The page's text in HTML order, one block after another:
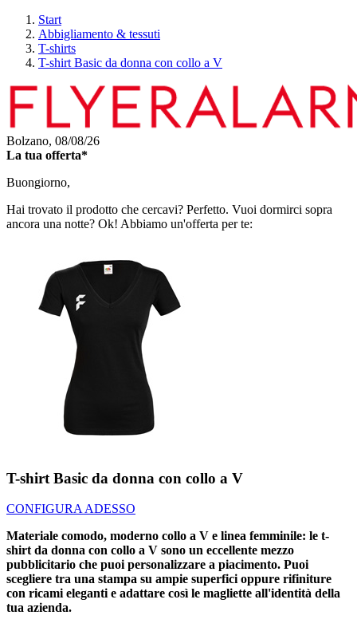
Start
Abbigliamento & tessuti
T-shirts
T-shirt Basic da donna con collo a V
Bolzano, 08/08/26
La tua offerta*
Buongiorno,
Hai trovato il prodotto che cercavi? Perfetto. Vuoi dormirci sopra
ancora una notte? Ok! Abbiamo un'offerta per te:
T-shirt Basic da donna con collo a V
CONFIGURA ADESSO
Materiale comodo, moderno collo a V e linea femminile: le t-
shirt da donna con collo a V sono un eccellente mezzo
pubblicitario che puoi personalizzare a piacimento. Puoi
scegliere tra una stampa su ampie superfici oppure rifiniture
con ricami eleganti e adattare così le magliette all'identità della
tua azienda.